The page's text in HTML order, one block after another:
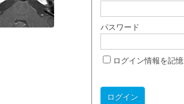
パスワード
ログイン情報を記憶